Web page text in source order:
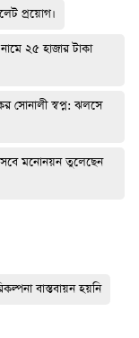
প্রয়োগ।
২৫ হাজার টাকা
সোনালী স্বপ্ন: ঝলসে
মনোনয়ন তুলেছেন
বাস্তবায়ন হয়নি